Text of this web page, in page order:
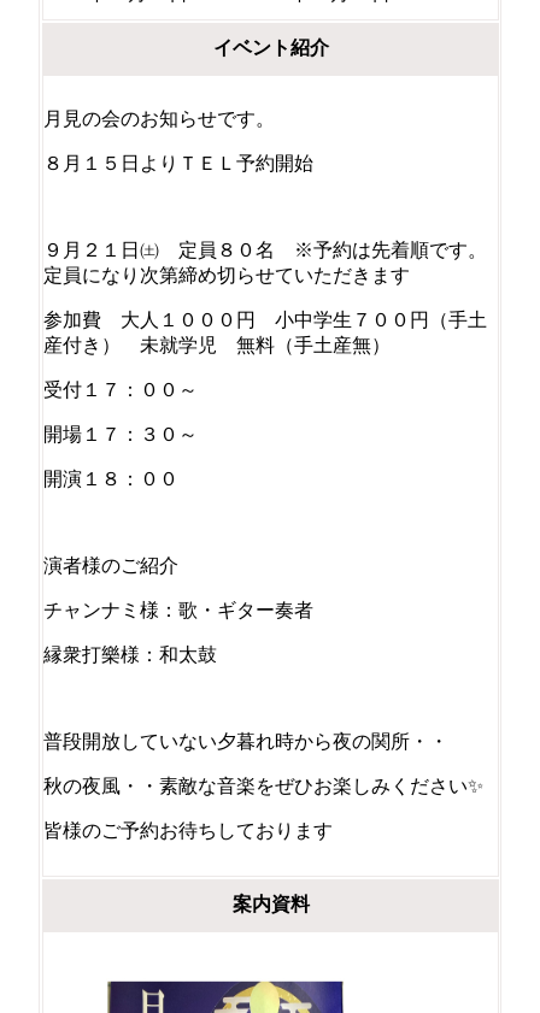
イベント紹介
月見の会のお知らせです。
８月１５日よりＴＥＬ予約開始
９月２１日㈯ 定員８０名 ※予約は先着順です。
定員になり次第締め切らせていただきます
参加費 大人１０００円 小中学生７００円（手土
産付き） 未就学児 無料（手土産無）
受付１７：００～
開場１７：３０～
開演１８：００
演者様のご紹介
チャンナミ様：歌・ギター奏者
縁衆打樂様：和太鼓
普段開放していない夕暮れ時から夜の関所・・
秋の夜風・・素敵な音楽をぜひお楽しみください✨
皆様のご予約お待ちしております
案内資料